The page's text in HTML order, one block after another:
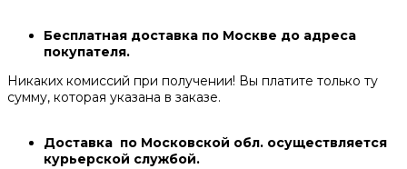
Бесплатная доставка по Москве до адреса
покупателя.
Никаких комиссий при получении! Вы платите только ту
сумму, которая указана в заказе.
Доставка по Московской обл. осуществляется
курьерской службой.